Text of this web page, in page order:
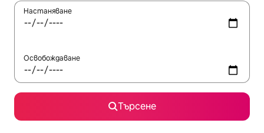
Настаняване
Освобождаване
Търсене